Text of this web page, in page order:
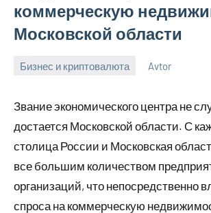
коммерческую
Московской области
Бизнес и криптовалюта
2023
Avtor
Звание экономического центра не
достается Московской области. С
столица России и Московская
все большим количеством
организаций, что непосредственно
спроса на коммерческую